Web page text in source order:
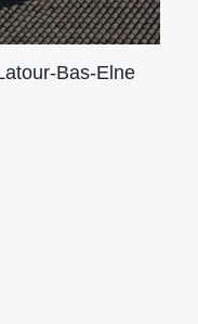
Bas-Elne